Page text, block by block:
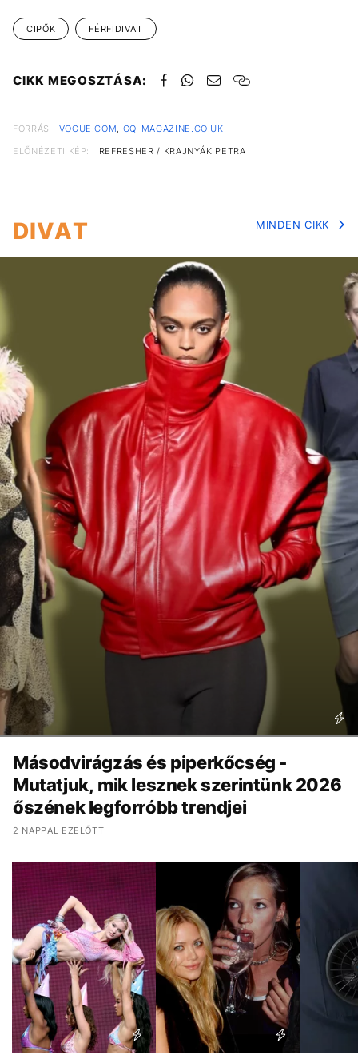
CIPŐK FÉRFIDIVAT
CIKK MEGOSZTÁSA:
FORRÁS VOGUE.COM, GQ-MAGAZINE.CO.UK
ELŐNÉZETI KÉP:
REFRESHER / KRAJNYÁK PETRA
DIVAT MINDEN CIKK
Másodvirágzás és piperkőcség -
Mutatjuk, mik lesznek szerintünk 2026
őszének legforróbb trendjei
2 NAPPAL EZELŐTT